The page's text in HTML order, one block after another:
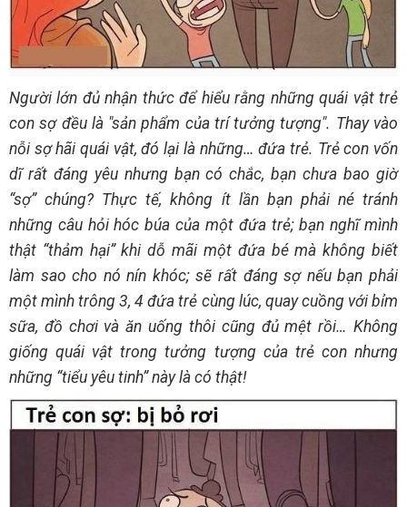
Người lớn đủ nhận thức để hiểu rằng những quái vật trẻ
con sợ đều là "sản phẩm của trí tưởng tượng". Thay vào
nỗi sợ hãi quái vật, đó lại là những… đứa trẻ. Trẻ con vốn
dĩ rất đáng yêu nhưng bạn có chắc, bạn chưa bao giờ
“sợ” chúng? Thực tế, không ít lần bạn phải né tránh
những câu hỏi hóc búa của một đứa trẻ; bạn nghĩ mình
thật “thảm hại” khi dỗ mãi một đứa bé mà không biết
làm sao cho nó nín khóc; sẽ rất đáng sợ nếu bạn phải
một mình trông 3, 4 đứa trẻ cùng lúc, quay cuồng với bỉm
sữa, đồ chơi và ăn uống thôi cũng đủ mệt rồi… Không
giống quái vật trong tưởng tượng của trẻ con nhưng
những “tiểu yêu tinh” này là có thật!